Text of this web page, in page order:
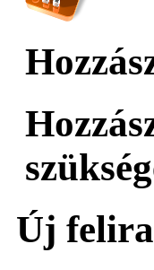
Új